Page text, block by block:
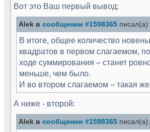
Вот это Ваш первый вывод:
Alek в сообщении #1598365 писал(а):
В итоге, общее количество
квадратов в первом слагаемом,
ходе суммирования – станет
меньше, чем было.
И во втором слагаемом – такая
А ниже - второй:
Alek в сообщении #1598365 писал(а):